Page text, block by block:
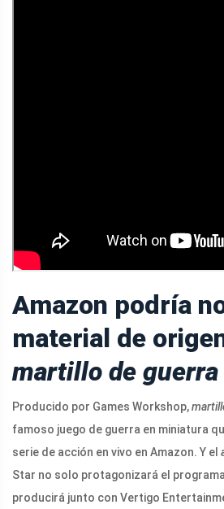
Amazon podría
material de
martillo de
Producido por Games Workshop,
famoso juego de guerra en miniatura
serie de acción en vivo en Amazon. Y el
Star no solo protagonizará el
producirá junto con Vertigo